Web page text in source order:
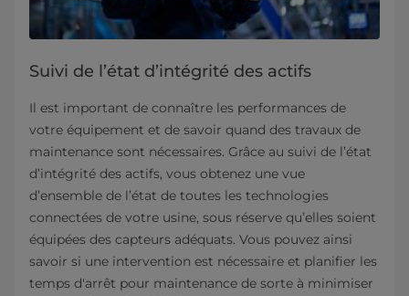
Suivi de l’état d’intégrité des actifs
Il est important de connaître les performances de
votre équipement et de savoir quand des travaux de
maintenance sont nécessaires. Grâce au suivi de l’état
d’intégrité des actifs, vous obtenez une vue
d’ensemble de l’état de toutes les technologies
connectées de votre usine, sous réserve qu’elles soient
équipées des capteurs adéquats. Vous pouvez ainsi
savoir si une intervention est nécessaire et planifier les
temps d'arrêt pour maintenance de sorte à minimiser